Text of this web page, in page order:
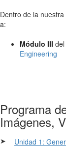
Dentro de la
a:
Módulo III del
Engineering
Programa
Imágenes,
➤
Unidad 1: